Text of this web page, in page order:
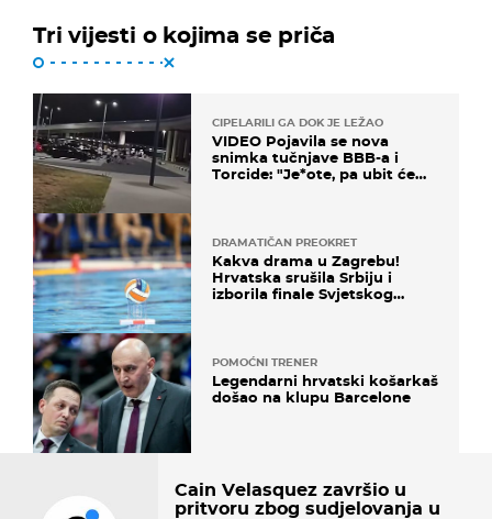
Tri vijesti o kojima se priča
CIPELARILI GA DOK JE LEŽAO
VIDEO Pojavila se nova
snimka tučnjave BBB-a i
Torcide: "Je*ote, pa ubit će
DRAMATIČAN PREOKRET
Kakva drama u Zagrebu!
Hrvatska srušila Srbiju i
izborila finale Svjetskog
POMOĆNI TRENER
Legendarni hrvatski košarkaš
došao na klupu Barcelone
Cain Velasquez završio u
pritvoru zbog sudjelovanja u